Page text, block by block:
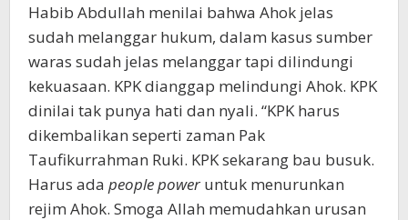
Habib Abdullah menilai bahwa Ahok jelas
sudah melanggar hukum, dalam kasus sumber
waras sudah jelas melanggar tapi dilindungi
kekuasaan. KPK dianggap melindungi Ahok. KPK
dinilai tak punya hati dan nyali. “KPK harus
dikembalikan seperti zaman Pak
Taufikurrahman Ruki. KPK sekarang bau busuk.
Harus ada people power untuk menurunkan
rejim Ahok. Smoga Allah memudahkan urusan